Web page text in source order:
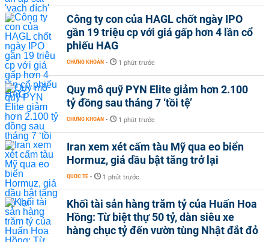
Công ty con của HAGL chốt ngày IPO
gần 19 triệu cp với giá gấp hơn 4 lần cổ
phiếu HAG
CHỨNG KHOÁN - 1 phút trước
Quy mô quỹ PYN Elite giảm hơn 2.100
tỷ đồng sau tháng 7 ‘tồi tệ’
CHỨNG KHOÁN - 1 phút trước
Iran xem xét cấm tàu Mỹ qua eo biển
Hormuz, giá dầu bật tăng trở lại
QUỐC TẾ - 1 phút trước
Khối tài sản hàng trăm tỷ của Huấn Hoa
Hồng: Từ biệt thự 50 tỷ, dàn siêu xe
hàng chục tỷ đến vườn tùng Nhật đắt đỏ